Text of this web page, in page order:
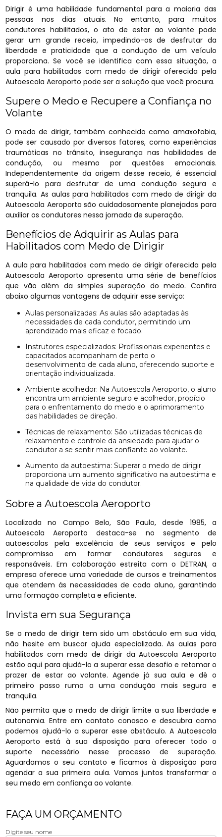
Dirigir é uma habilidade fundamental para a maioria das
pessoas nos dias atuais. No entanto, para muitos
condutores habilitados, o ato de estar ao volante pode
gerar um grande receio, impedindo-os de desfrutar da
liberdade e praticidade que a condução de um veículo
proporciona. Se você se identifica com essa situação, a
aula para habilitados com medo de dirigir oferecida pela
Autoescola Aeroporto pode ser a solução que você procura.
Supere o Medo e Recupere a Confiança no
Volante
O medo de dirigir, também conhecido como amaxofobia,
pode ser causado por diversos fatores, como experiências
traumáticas no trânsito, insegurança nas habilidades de
condução, ou mesmo por questões emocionais.
Independentemente da origem desse receio, é essencial
superá-lo para desfrutar de uma condução segura e
tranquila. As aulas para habilitados com medo de dirigir da
Autoescola Aeroporto são cuidadosamente planejadas para
auxiliar os condutores nessa jornada de superação.
Benefícios de Adquirir as Aulas para
Habilitados com Medo de Dirigir
A aula para habilitados com medo de dirigir oferecida pela
Autoescola Aeroporto apresenta uma série de benefícios
que vão além da simples superação do medo. Confira
abaixo algumas vantagens de adquirir esse serviço:
Aulas personalizadas: As aulas são adaptadas às
necessidades de cada condutor, permitindo um
aprendizado mais eficaz e focado.
capacitados acompanham de perto o
desenvolvimento de cada aluno, oferecendo suporte e
orientação individualizada.
Ambiente acolhedor: Na Autoescola Aeroporto, o aluno
encontra um ambiente seguro e acolhedor, propício
para o enfrentamento do medo e o aprimoramento
das habilidades de direção.
Técnicas de relaxamento: São utilizadas técnicas de
relaxamento e controle da ansiedade para ajudar o
condutor a se sentir mais confiante ao volante.
Aumento da autoestima: Superar o medo de dirigir
proporciona um aumento significativo na autoestima e
na qualidade de vida do condutor.
Sobre a Autoescola Aeroporto
Localizada no Campo Belo, São Paulo, desde 1985, a
Autoescola Aeroporto destaca-se no segmento de
autoescolas pela excelência de seus serviços e pelo
compromisso em formar condutores seguros e
responsáveis. Em colaboração estreita com o DETRAN, a
empresa oferece uma variedade de cursos e treinamentos
que atendem às necessidades de cada aluno, garantindo
uma formação completa e eficiente.
Invista em sua Segurança
Se o medo de dirigir tem sido um obstáculo em sua vida,
não hesite em buscar ajuda especializada. As aulas para
habilitados com medo de dirigir da Autoescola Aeroporto
estão aqui para ajudá-lo a superar esse desafio e retomar o
prazer de estar ao volante. Agende já sua aula e dê o
primeiro passo rumo a uma condução mais segura e
tranquila.
Não permita que o medo de dirigir limite a sua liberdade e
autonomia. Entre em contato conosco e descubra como
podemos ajudá-lo a superar esse obstáculo. A Autoescola
Aeroporto está à sua disposição para oferecer todo o
suporte necessário nesse processo de superação.
Aguardamos o seu contato e ficamos à disposição para
agendar a sua primeira aula. Vamos juntos transformar o
seu medo em confiança ao volante.
FAÇA UM ORÇAMENTO
Digite seu nome